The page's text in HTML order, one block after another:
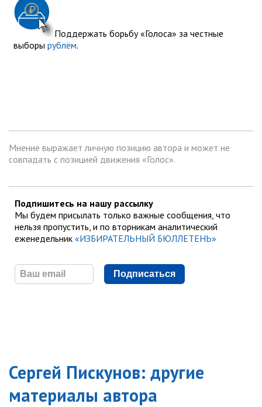
Поддержать борьбу «Голоса» за честные
выборы рублём.
Мнение выражает личную позицию автора и может не
совпадать с позицией движения «Голос».
Подпишитесь на нашу рассылку
Мы будем присылать только важные сообщения, что
нельзя пропустить, и по вторникам аналитический
еженедельник «ИЗБИРАТЕЛЬНЫЙ БЮЛЛЕТЕНЬ»
Подписаться
Сергей Пискунов: другие
материалы автора